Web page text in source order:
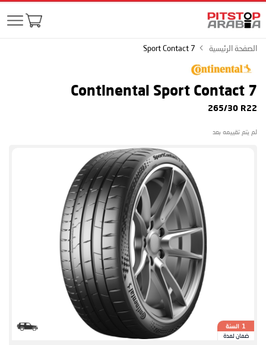
الصفحة الرئيسية Sport Contact 7
Continental Sport Contact 7
265/30 R22
لم يتم تقييمه بعد
1 السنة
ضمان لمدة